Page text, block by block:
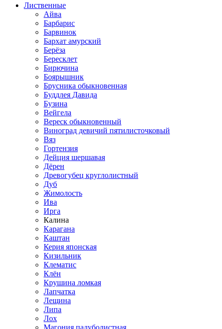
Лиственные
Айва
Барбарис
Барвинок
Бархат амурский
Берёза
Бересклет
Бирючина
Боярышник
Брусника обыкновенная
Буддлея Давида
Бузина
Вейгела
Вереск обыкновенный
Виноград девичий пятилисточковый
Вяз
Гортензия
Дейция шершавая
Дёрен
Древогубец круглолистный
Дуб
Жимолость
Ива
Ирга
Калина
Карагана
Каштан
Керия японская
Кизильник
Клематис
Клён
Крушина ломкая
Лапчатка
Лещина
Липа
Лох
Магония падуболистная